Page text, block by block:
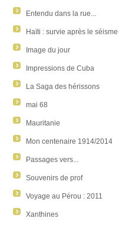
Entendu dans la rue...
Haïti : survie après le séisme
Image du jour
Impressions de Cuba
La Saga des hérissons
mai 68
Mauritanie
Mon centenaire 1914/2014
Passages vers...
Souvenirs de prof
Voyage au Pérou : 2011
Xanthines